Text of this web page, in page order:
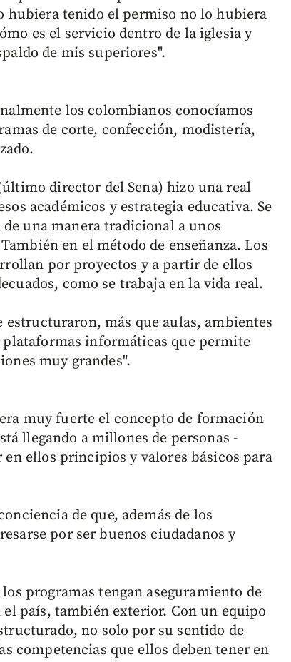
hubiera tenido el permiso no lo hubiera
es el servicio dentro de la iglesia y
de mis superiores".
los colombianos conocíamos
de corte, confección, modistería,
director del Sena) hizo una real
académicos y estrategia educativa. Se
una manera tradicional a unos
en el método de enseñanza. Los
por proyectos y a partir de ellos
como se trabaja en la vida real.
estructuraron, más que aulas, ambientes
informáticas que permite
muy grandes".
muy fuerte el concepto de formación
llegando a millones de personas -
ellos principios y valores básicos para
de que, además de los
por ser buenos ciudadanos y
programas tengan aseguramiento de
país, también exterior. Con un equipo
no solo por su sentido de
competencias que ellos deben tener en